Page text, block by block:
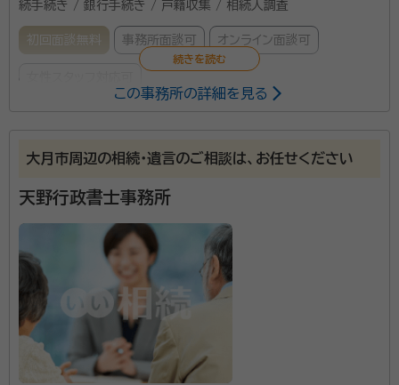
続手続き / 銀行手続き / 戸籍収集 / 相続人調査
初回面談無料 事務所面談可 オンライン面談可
小林 寛子（こばやし ひろこ） 行政書士
資格等：行政書士
この事務所の詳細を見る
大月市周辺の相続・遺言のご相談は、お任せください
天野行政書士事務所